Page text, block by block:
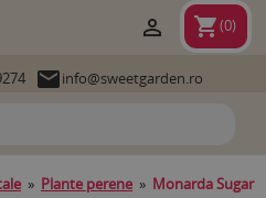
shopping_cart(0)

info@sweetgarden.ro
» Plante perene » Monarda Sugar